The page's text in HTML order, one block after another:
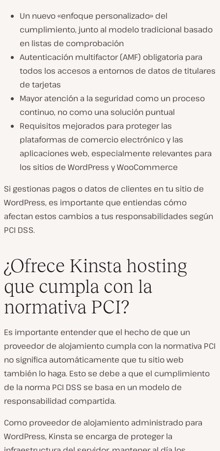
Un nuevo «enfoque personalizado» del
cumplimiento, junto al modelo tradicional basado
en listas de comprobación
Autenticación multifactor (AMF) obligatoria para
todos los accesos a entornos de datos de titulares
de tarjetas
Mayor atención a la seguridad como un proceso
continuo, no como una solución puntual
Requisitos mejorados para proteger las
plataformas de comercio electrónico y las
aplicaciones web, especialmente relevantes para
los sitios de WordPress y WooCommerce
Si gestionas pagos o datos de clientes en tu sitio de
WordPress, es importante que entiendas cómo
afectan estos cambios a tus responsabilidades según
PCI DSS.
¿Ofrece Kinsta hosting
que cumpla con la
normativa PCI?
Es importante entender que el hecho de que un
proveedor de alojamiento cumpla con la normativa PCI
no significa automáticamente que tu sitio web
también lo haga. Esto se debe a que el cumplimiento
de la norma PCI DSS se basa en un modelo de
responsabilidad compartida.
Como proveedor de alojamiento administrado para
WordPress, Kinsta se encarga de proteger la